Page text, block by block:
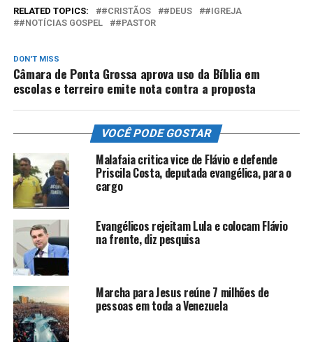
RELATED TOPICS: #CRISTÃOS #DEUS
#IGREJA
#NOTÍCIAS GOSPEL
#PASTOR
DON'T MISS
Câmara de Ponta Grossa aprova uso da Bíblia em
escolas e terreiro emite nota contra a proposta
VOCÊ PODE GOSTAR
Malafaia critica vice de Flávio e defende
Priscila Costa, deputada evangélica, para o
cargo
Evangélicos rejeitam Lula e colocam Flávio
na frente, diz pesquisa
Marcha para Jesus reúne 7 milhões de
pessoas em toda a Venezuela